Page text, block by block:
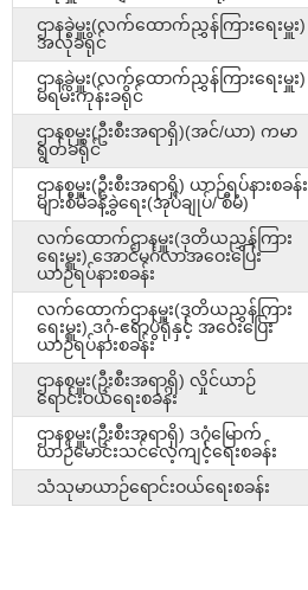
ဌာနခွဲမှူး(လက်ထောက်ညွှန်ကြားရေးမှူး)
အလုံခရိုင်
ဌာနခွဲမှူး(လက်ထောက်ညွှန်ကြားရေးမှူး)
မရမ်းကုန်းခရိုင်
ဌာနစုမှူး(ဦးစီးအရာရှိ)(အင်/ယာ) ကမာ
ရွတ်ခရိုင်
ဌာနစုမှူး(ဦးစီးအရာရှိ) ယာဉ်ရပ်နားစခန်း
များစီမံခန့်ခွဲရေး(အုပ်ချုပ်/ စီမံ)
လက်ထောက်ဌာနမှူး(ဒုတိယညွှန်ကြား
ရေးမှူး) အောင်မင်္ဂလာအဝေးပြေး
ယာဉ်ရပ်နားစခန်း
လက်ထောက်ဌာနမှူး(ဒုတိယညွှန်ကြား
ရေးမှူး) ဒဂုံ-‌ဧရာပွဲရုံနှင့် အဝေးပြေး
ယာဉ်ရပ်နားစခန်း
ဌာနစုမှူး(ဦးစီးအရာရှိ) လှိုင်ယာဉ်
ရောင်းဝယ်ရေးစခန်း
ဌာနစုမှူး(ဦးစီးအရာရှိ) ဒဂုံမြောက်
ယာဉ်မောင်းသင်လေ့ကျင့်ရေးစခန်း
သံသုမာယာဉ်ရောင်းဝယ်ရေးစခန်း